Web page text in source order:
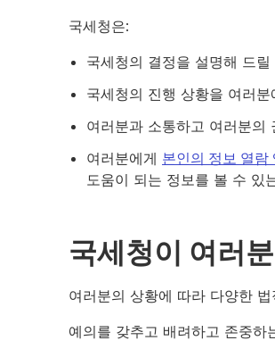
국세청은:
국세청의 결정을 설명해 드릴
국세청의 진행 상황을 여러
여러분과 소통하고 여러분의
여러분에게 본인의 정보 열람
도움이 되는 정보를 볼 수 있
국세청이 여러
여러분의 상황에 따라 다양한
예의를 갖추고 배려하고 존중하